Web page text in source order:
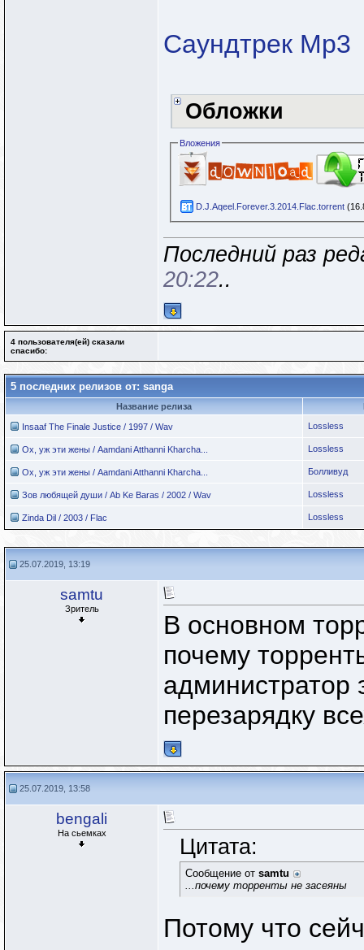
Саундтрек Mp3
Обложки
Вложения
D.J.Aqeel.Forever.3.2014.Flac.torrent
Последний раз
20:22..
4 пользователя(ей) сказали
cпасибо:
5 последних релизов от: sanga
Название релиза
Insaaf The Finale Justice / 1997 / Wav Lossless
Ох, уж эти жены / Aamdani Atthanni Kharcha... Lossless
Ох, уж эти жены / Aamdani Atthanni Kharcha... Болливуд
Зов любящей души / Ab Ke Baras / 2002 / Wav Lossless
Zinda Dil / 2003 / Flac Lossless
25.07.2019, 13:19
samtu
Зритель
В основном
почему
администратор
перезарядку
25.07.2019, 13:58
bengali
На сьемках
Цитата:
Сообщение от samtu
...почему торренты не засеяны
Потому что